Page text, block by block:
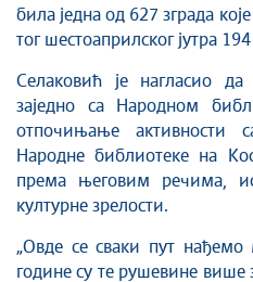
била једна од 627 зграда
тог шестоаприлског јутра
Селаковић је нагласио да
заједно са Народном
отпочињање
Народне библиотеке на
према његовим речима,
културне зрелости.
„Овде се сваки пут
године су те рушевине